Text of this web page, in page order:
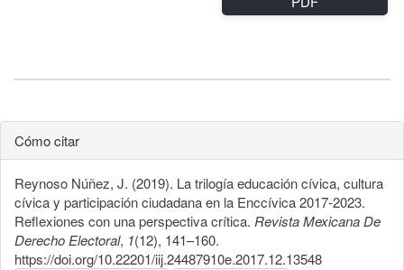
Cómo citar
Reynoso Núñez, J. (2019). La trilogía educación cívica, cultura
cívica y participación ciudadana en la Enccívica 2017-2023.
Reflexiones con una perspectiva crítica. Revista Mexicana De
Derecho Electoral, 1(12), 141–160.
https://doi.org/10.22201/iij.24487910e.2017.12.13548